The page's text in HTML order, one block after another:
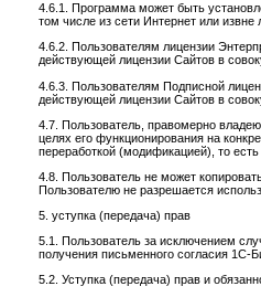
4.6.1. Программа может быть
том числе из сети Интернет или извне
4.6.2. Пользователям лицензии
действующей лицензии Сайтов в
4.6.3. Пользователям Подписной
действующей лицензии Сайтов в
4.7. Пользователь, правомерно
целях его функционирования на
переработкой (модификацией), то
4.8. Пользователь не может
Пользователю не разрешается
5. уступка (передача) прав
5.1. Пользователь за исключением
получения письменного согласия 1С-
5.2. Уступка (передача) прав и